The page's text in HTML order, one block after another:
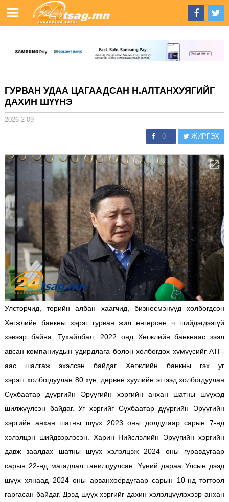
ГУРВАН УДАА ЦАГААДСАН Н.АЛТАНХУЯГИЙГ
ДАХИН ШҮҮНЭ
2026-2-09
0 ЖИРГЭХ
Улстөрчид, төрийн албан хаагчид, бизнесмэнүүд холбогдсон
Хөгжлийн банкны хэрэг гурван жил өнгөрсөн ч шийдэгдээгүй
хэвээр байна. Тухайлбал, 2022 онд Хөгжлийн банкнаас зээл
авсан компаниудын удирдлага болон холбогдох хүмүүсийг АТГ-
аас шалгаж эхэлсэн байдаг. Хөгжлийн банкны гэх уг
хэрэгт холбогдуулан 80 хүн, дөрвөн хуулийн этгээд холбогдуулан
Сүхбаатар дүүргийн Эрүүгийн хэргийн анхан шатны шүүхэд
шилжүүлсэн байдаг. Уг хэргийг Сүхбаатар дүүргийн Эрүүгийн
хэргийн анхан шатны шүүх 2023 оны долдугаар сарын 7-нд
хэлэлцэн шийдвэрлэсэн. Харин Нийслэлийн Эрүүгийн хэргийн
давж заалдах шатны шүүх хэлэлцэж 2024 оны гуравдугаар
сарын 22-нд магадлал танилцуулсан. Үүний дараа Улсын дээд
шүүх хянаад 2024 оны арванхоёрдугаар сарын 10-нд тогтоол
гаргасан байдаг. Дээд шүүх хэргийг дахин хэлэлцүүлэхээр анхан